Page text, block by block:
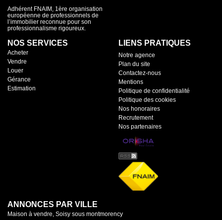
Adhérent FNAIM, 1ère organisation
européenne de professionnels de
l’immobilier reconnue pour son
professionnalisme rigoureux.
NOS SERVICES
Acheter
Vendre
Louer
Gérance
Estimation
LIENS PRATIQUES
Notre agence
Plan du site
Contactez-nous
Mentions
Politique de confidentialité
Politique des cookies
Nos honoraires
Recrutement
Nos partenaires
ANNONCES PAR VILLE
Maison à vendre, Soisy sous montmorency